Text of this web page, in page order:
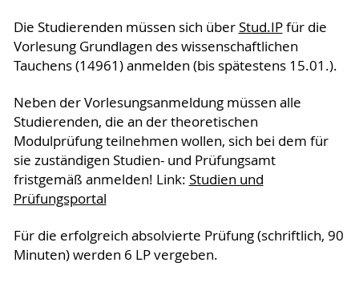
Die Studierenden müssen sich über Stud.IPfür die
Vorlesung Grundlagen des wissenschaftlichen
Tauchens (14961) anmelden (bis spätestens 15.01.).
Neben der Vorlesungsanmeldung müssen alle
Studierenden, die an der theoretischen
Modulprüfung teilnehmen wollen, sich bei dem für
sie zuständigen Studien- und Prüfungsamt
fristgemäß anmelden! Link: Studien und
Prüfungsportal
Für die erfolgreich absolvierte Prüfung (schriftlich, 90
Minuten) werden 6 LP vergeben.